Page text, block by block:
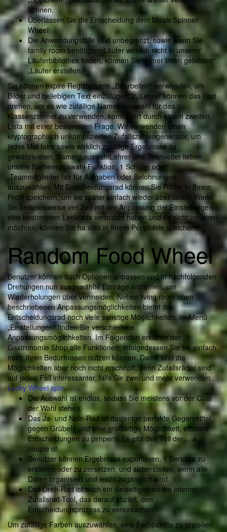
können.
Überlassen Sie die Entscheidung dem Meals Spinner
Wheel!
Die Anwendungsfälle sind unbegrenzt, sowie wenn Sie
family room benötigten Läufer wirklich nicht in unserer
Läuferbibliothek finden, können Sie immer Ihren geliebten“
„Läufer erstellen.
Sie können expire Registerkarte „Bearbeiten“ verwenden, um
Bilder und beliebigen Text einzufügen, z. Lehrer können das Rad
drehen, um es wie zufällige Namensauswahl für das
Klassenzimmer zu verwenden, kombiniert durch einem zweiten
Lista mit einer bestimmten Frage. Wir verwenden einen
kryptographisch unkomplizierten Zufallszahlengenerator, um
jedes Mal faire sowie wirklich zufällige Ergebnisse zu
gewährleisten. NamensauswahlLehrer und Teamleiter lieben
unsere Namensauswahl-Funktion, 1 Schüler oder“
„Teammitglieder fair für Aufgaben oder Belohnungen
auszuwählen. Mit Entscheidungsrad können Sie Räder in Ihrem
Profil speichern, um sie später einfach wieder über laden. Wenn
Sie beispielsweise viel Zeit mit der Anpassung der Einstellungen
eins bestimmten Lenkrads verbracht haben und es nicht verlieren
möchten, können Sie ha sido in Ihrem Périphérie speichern.
Random Food Wheel
Benutzer können auch Optionen anpassen und in nachfolgenden
Drehungen nun ausgewählte Einträge entfernen, um
Wiederholungen über vermeiden. Neben living room oben
beschriebenen Anpassungsmöglichkeiten bietet der
Entscheidungsrad noch viele sonstige Möglichkeiten. Im Menü
„Einstellungen“ finden Sie verschiedene
Anpassungsmöglichkeiten. Im Folgenden erklären der
Gastronomie Shop alle Funktionen, infolgedessen Sie sie einfach
nach Ihren Bedürfnissen nutzen können. Damit sind die
Möglichkeiten aber noch nicht erschöpft, denn Zufallsräder sind
auf jeden Fall interessanter, falls Sie zwei und mehr verwenden..
Lucky Wheel spin.
Die Auswahl ist endlos, sodass Sie meistens vor der Qual
der Wahl stehen.
Das Ja- und Nein-Rad ist dasjenige perfekte Gegenmittel
gegen Grübeln und eine großartige Möglichkeit, effizient
Entscheidungen zu pimpern. Es gibt den Teil der… a
couple of.
Benutzer können Ergebnisse exportieren, 1 Berichte zu
erstellen oder zu zersetzen, und sicherstellen, wenn alle
Daten organisiert und leicht zugänglich sind.
Das Dreh-Rad ist auch ein vielseitiges on the internet
Zufallsrad-Tool, das darauf abzielt, den
Entscheidungsprozess zu vereinfachen.
Um zufällige Farben auszuwählen, eine Farbpalette zu erstellen